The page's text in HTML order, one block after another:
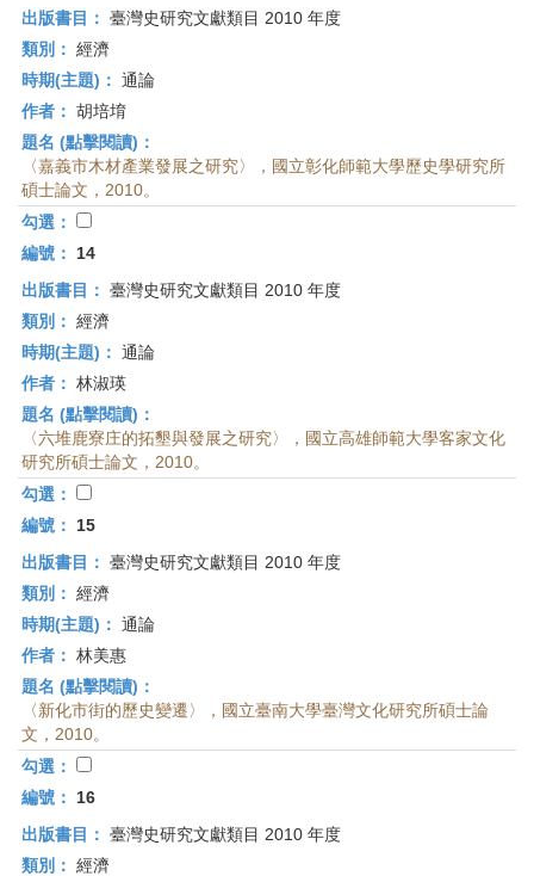
出版書目： 臺灣史研究文獻類目 2010 年度
類別： 經濟
時期(主題)： 通論
作者： 胡培堉
題名 (點擊閱讀)：
〈嘉義市木材產業發展之研究〉，國立彰化師範大學歷史學研究所
碩士論文，2010。
勾選：
編號：
14
出版書目： 臺灣史研究文獻類目 2010 年度
類別： 經濟
時期(主題)： 通論
作者： 林淑瑛
題名 (點擊閱讀)：
〈六堆鹿寮庄的拓墾與發展之研究〉，國立高雄師範大學客家文化
研究所碩士論文，2010。
勾選：
編號：
15
出版書目： 臺灣史研究文獻類目 2010 年度
類別： 經濟
時期(主題)： 通論
作者： 林美惠
題名 (點擊閱讀)：
〈新化市街的歷史變遷〉，國立臺南大學臺灣文化研究所碩士論
文，2010。
勾選：
編號：
16
出版書目： 臺灣史研究文獻類目 2010 年度
類別： 經濟